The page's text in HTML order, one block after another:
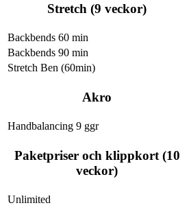
Stretch (9 veckor)
Backbends 60 min
Backbends 90 min
Stretch Ben (60min)
Akro
Handbalancing 9 ggr
Paketpriser och klippkort (10
veckor)
Unlimited